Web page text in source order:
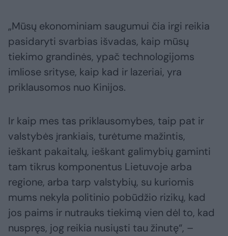
„Mūsų ekonominiam saugumui čia irgi reikia
pasidaryti svarbias išvadas, kaip mūsų
tiekimo grandinės, ypač technologijoms
imliose srityse, kaip kad ir lazeriai, yra
priklausomos nuo Kinijos.
Ir kaip mes tas priklausomybes, taip pat ir
valstybės įrankiais, turėtume mažintis,
ieškant pakaitalų, ieškant galimybių gaminti
tam tikrus komponentus Lietuvoje arba
regione, arba tarp valstybių, su kuriomis
mums nekyla politinio pobūdžio rizikų, kad
jos paims ir nutrauks tiekimą vien dėl to, kad
nuspręs, jog reikia nusiųsti tau žinutę“, –